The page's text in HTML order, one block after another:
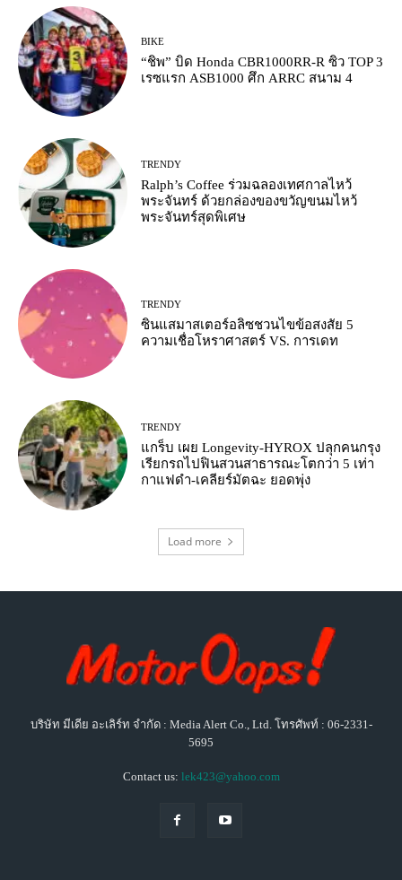
BIKE
“ชิพ” บิด Honda CBR1000RR-R ซิว TOP 3
เรซแรก ASB1000 ศึก ARRC สนาม 4
TRENDY
Ralph’s Coffee ร่วมฉลองเทศกาลไหว้
พระจันทร์ ด้วยกล่องของขวัญขนมไหว้
พระจันทร์สุดพิเศษ
TRENDY
ซินแสมาสเตอร์อลิซชวนไขข้อสงสัย 5
ความเชื่อโหราศาสตร์ VS. การเดท
TRENDY
แกร็บ เผย Longevity-HYROX ปลุกคนกรุง
เรียกรถไปฟินสวนสาธารณะโตกว่า 5 เท่า
กาแฟดำ-เคลียร์มัตฉะ ยอดพุ่ง
Load more
บริษัท มีเดีย อะเลิร์ท จำกัด : Media Alert Co., Ltd. โทรศัพท์ : 06-2331-
5695
Contact us: lek423@yahoo.com